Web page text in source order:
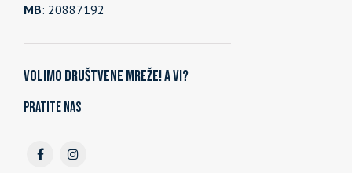
MB: 20887192
Volimo društvene mreže! A vi?
Pratite nas